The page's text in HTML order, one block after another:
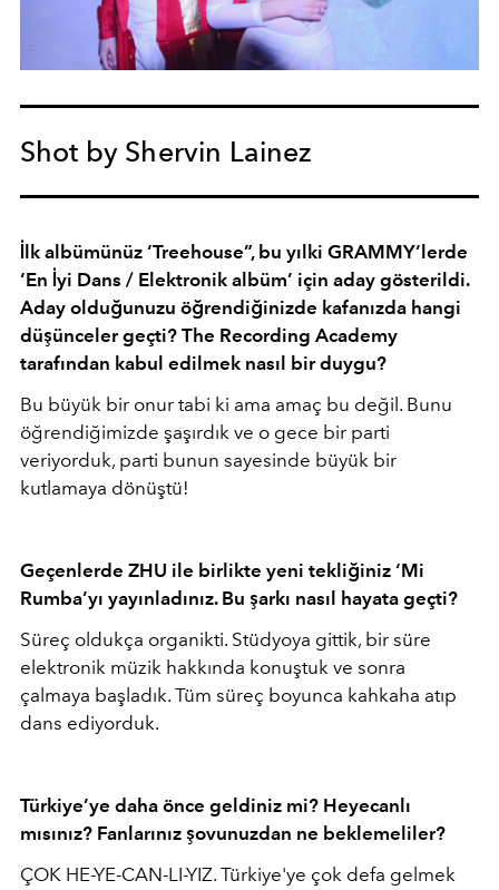
Shot by Shervin Lainez
İlk albümünüz ‘Treehouse”, bu yılki GRAMMY’lerde
‘En İyi Dans / Elektronik albüm’ için aday gösterildi.
Aday olduğunuzu öğrendiğinizde kafanızda hangi
düşünceler geçti? The Recording Academy
tarafından kabul edilmek nasıl bir duygu?
Bu büyük bir onur tabi ki ama amaç bu değil. Bunu
öğrendiğimizde şaşırdık ve o gece bir parti
veriyorduk, parti bunun sayesinde büyük bir
kutlamaya dönüştü!
Geçenlerde ZHU ile birlikte yeni tekliğiniz ‘Mi
Rumba’yı yayınladınız. Bu şarkı nasıl hayata geçti?
Süreç oldukça organikti. Stüdyoya gittik, bir süre
elektronik müzik hakkında konuştuk ve sonra
çalmaya başladık. Tüm süreç boyunca kahkaha atıp
dans ediyorduk.
Türkiye’ye daha önce geldiniz mi? Heyecanlı
mısınız? Fanlarınız şovunuzdan ne beklemeliler?
ÇOK HE-YE-CAN-LI-YIZ. Türkiye'ye çok defa gelmek